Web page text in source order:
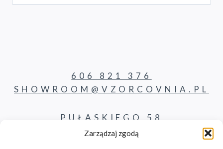
Zarządzaj zgodą
606 821 376
SHOWROOM@VZORCOVNIA.PL
PUŁASKIEGO 58
62-800 KALISZ